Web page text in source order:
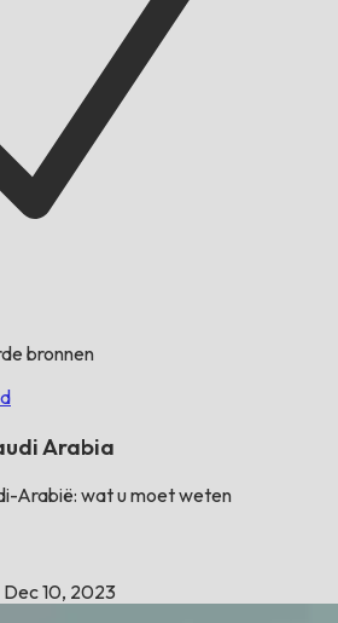
bronnen
Arabia
Arabië: wat u moet weten
Dec 10, 2023